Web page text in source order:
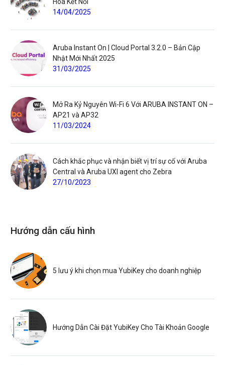
14/04/2025
Aruba Instant On | Cloud Portal 3.2.0 – Bản Cập
Nhật Mới Nhất 2025
31/03/2025
Mở Ra Kỷ Nguyên Wi-Fi 6 Với ARUBA INSTANT ON –
AP21 và AP32
11/03/2024
Cách khắc phục và nhận biết vị trí sự cố với Aruba
Central và Aruba UXI agent cho Zebra
27/10/2023
Hướng dẫn cấu hình
5 lưu ý khi chọn mua YubiKey cho doanh nghiệp
Hướng Dẫn Cài Đặt YubiKey Cho Tài Khoản Google